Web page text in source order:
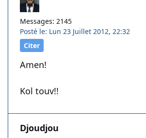
Messages: 2145
Posté le: Lun 23 Juillet 2012, 22:32
Citer
Amen!
Kol touv!!
Djoudjou